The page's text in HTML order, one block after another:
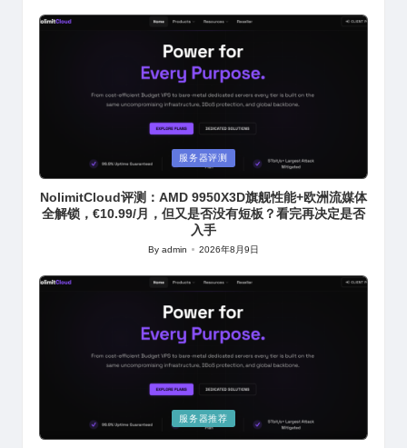
Posted
in
服务器评测
NolimitCloud评测：AMD 9950X3D旗舰性能+欧洲流媒体
全解锁，€10.99/月，但又是否没有短板？看完再决定是否
入手
Posted
Byadmin 2026年8月9日
Posted
in
服务器推荐